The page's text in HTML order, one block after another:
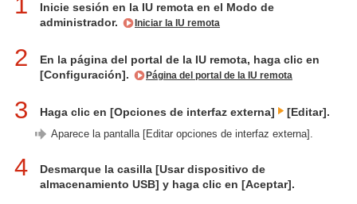
Inicie sesión en la IU remota en el Modo de
administrador.
Iniciar la IU remota
2
En la página del portal de la IU remota, haga clic en
[Configuración].
Página del portal de la IU remota
3 Haga clic en [Opciones de interfaz externa] [Editar].
Aparece la pantalla [Editar opciones de interfaz externa].
4
Desmarque la casilla [Usar dispositivo de
almacenamiento USB] y haga clic en [Aceptar].